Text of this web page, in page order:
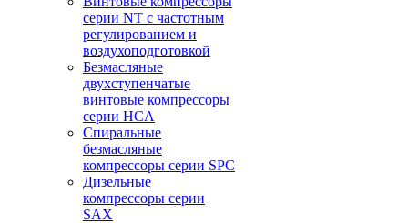
серии NT с частотным
регулированием и
воздухоподготовкой
Безмасляные
двухступенчатые
винтовые компрессоры
серии HCA
Спиральные
безмасляные
компрессоры серии SPC
Дизельные
компрессоры серии
SAX